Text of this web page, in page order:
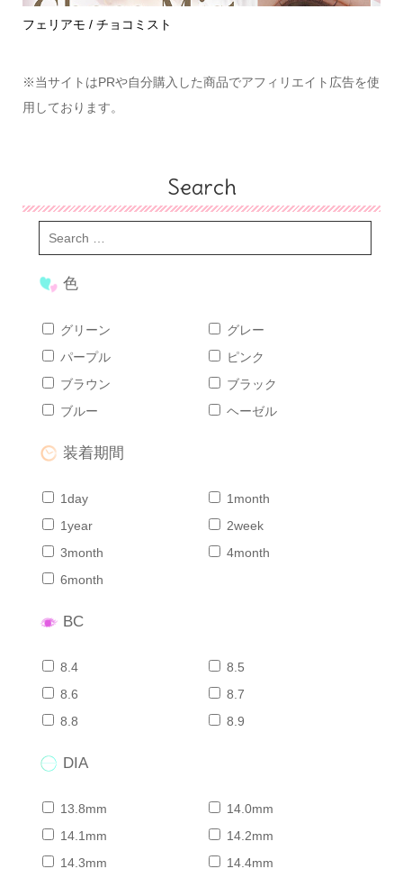
フェリアモ / チョコミスト
※当サイトはPRや自分購入した商品でアフィリエイト広告を使
用しております。
Search
色
グリーン
グレー
パープル
ピンク
ブラウン
ブラック
ブルー
ヘーゼル
装着期間
1day
1month
1year
2week
3month
4month
6month
BC
8.4
8.5
8.6
8.7
8.8
8.9
DIA
13.8mm
14.0mm
14.1mm
14.2mm
14.3mm
14.4mm